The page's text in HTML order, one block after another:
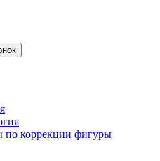
по коррекции фигуры